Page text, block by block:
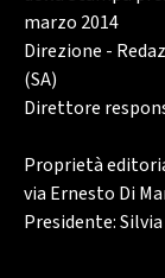
marzo 2014
Direzione -
(SA)
Direttore
Proprietà
via Ernesto Di
Presidente: